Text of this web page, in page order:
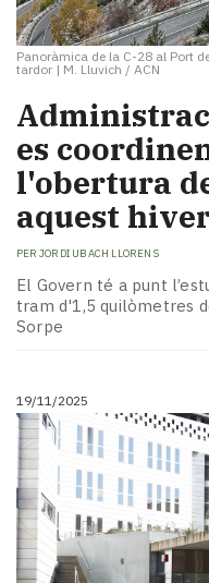
Panoràmica de la C-28 al Port
tardor | M. Lluvich / ACN
es
l'obertura
aquest
PER JORDI UBACH LLORENS
El Govern té a punt
tram d'1,5 quilòmetres
Sorpe
19/11/2025